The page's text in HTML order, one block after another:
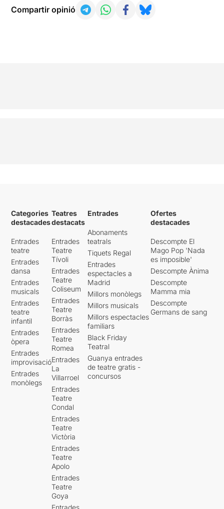
Compartir opinió
Categories
destacades
Entrades
teatre
Entrades
dansa
Entrades
musicals
Entrades
teatre
infantil
Entrades
òpera
Entrades
improvisació
Entrades
monòlegs
Teatres
destacats
Entrades
Teatre
Tívoli
Entrades
Teatre
Coliseum
Entrades
Teatre
Borràs
Entrades
Teatre
Romea
Entrades
La
Villarroel
Entrades
Teatre
Condal
Entrades
Teatre
Victòria
Entrades
Teatre
Apolo
Entrades
Teatre
Goya
Entrades
Abonaments
teatrals
Tiquets Regal
Entrades
espectacles a
Madrid
Millors monòlegs
Millors musicals
Millors espectacles
familiars
Black Friday
Teatral
Guanya entrades
de teatre gratis -
concursos
Ofertes
destacades
Descompte El
Mago Pop 'Nada
es imposible'
Descompte Ànima
Descompte
Mamma mia
Descompte
Germans de sang